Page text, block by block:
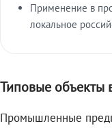
Применение в
локальное
Типовые объекты
Промышленные